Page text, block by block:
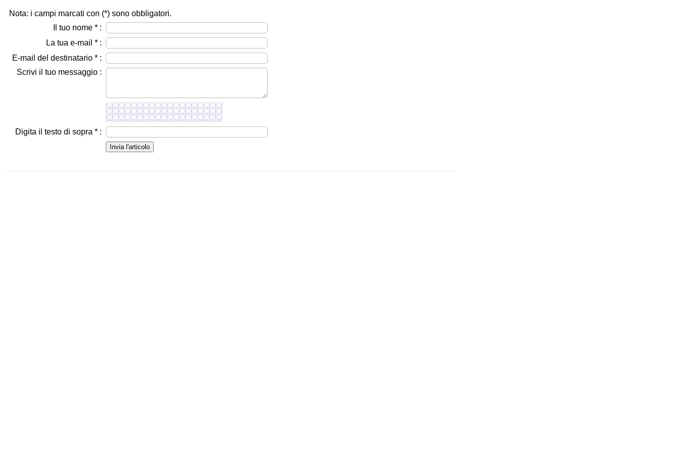
Nota: i campi marcati con (*) sono obbligatori.
Il tuo nome * :
La tua e-mail * :
E-mail del destinatario * :
Scrivi il tuo messaggio :
Digita il testo di sopra * :